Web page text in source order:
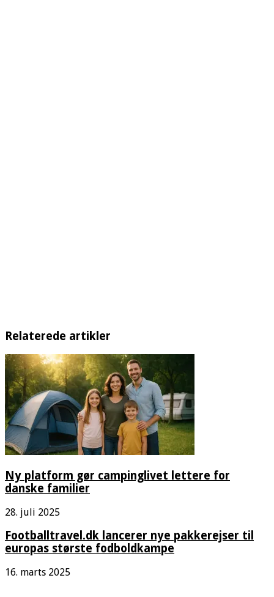
Relaterede artikler
Ny platform gør campinglivet lettere for
danske familier
28. juli 2025
Footballtravel.dk lancerer nye pakkerejser til
europas største fodboldkampe
16. marts 2025